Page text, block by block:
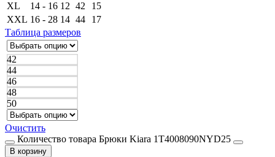
XL
14 - 16 12 42
15
XXL 16 - 28 14 44
17
Таблица размеров
42
44
46
48
50
Очистить
Количество товара Брюки Kiara 1T4008090NYD25
В корзину